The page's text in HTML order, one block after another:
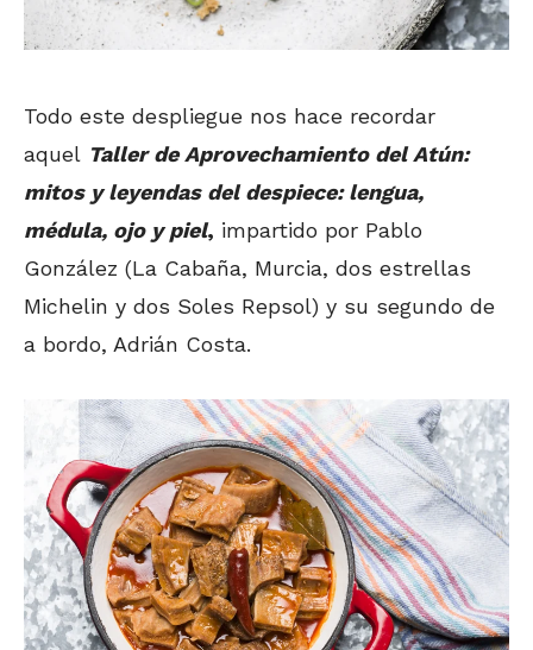
Todo este despliegue nos hace recordar
aquel Taller de Aprovechamiento del Atún:
mitos y leyendas del despiece: lengua,
médula, ojo y piel, impartido por Pablo
González (La Cabaña, Murcia, dos estrellas
Michelin y dos Soles Repsol) y su segundo de
a bordo, Adrián Costa.